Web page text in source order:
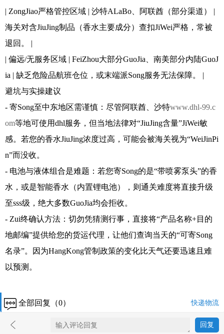
| ZongJiao严格管控区域 | 沙特ALaBo、阿联酋（部分渠道） |
海关对含JiuJing制品（香水主要成分）查扣JiWei严格，常被
退回。 |
| 偏远/无服务区域 | FeiZhou大部分GuoJia、南美部分内陆GuoJ
ia | 缺乏危险品航班仓位，或末端派Song服务无法保障。 |
避坑与实操建议
- 寄Song至中东地区需谨慎：尽管阿联酋、沙特www.dhl-99.c
om等地可使用dhl服务，但当地法律对“JiuJing含量”JiWei敏
感。若您的香水JiuJing浓度过高，可能会被海关视为“WeiJinPi
n”而没收。
- 电池与液体组合是难题：若您寄Song的是“带喷雾泵头”的香
水，或是智能香水（内置锂电池），则通关难度将直接升级
至sss级，绝大多数GuoJia均会拒收。
- Zui终确认方法：切勿凭猜测行事，直接将“产品名称+目的
地邮编”提供给您的货运代理，让他们查询当天的“可寄Song
名录”。因为HangKong管制政策的变化比天气还要迅速且难
以预测。
全部回复（0） 快递物流